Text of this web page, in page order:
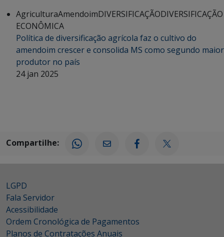
AgriculturaAmendoimDIVERSIFICAÇÃODIVERSIFICAÇÃO
ECONÔMICA
Política de diversificação agrícola faz o cultivo do
amendoim crescer e consolida MS como segundo maior
produtor no país
24 jan 2025
Compartilhe:
LGPD
Fala Servidor
Acessibilidade
Ordem Cronológica de Pagamentos
Planos de Contratações Anuais